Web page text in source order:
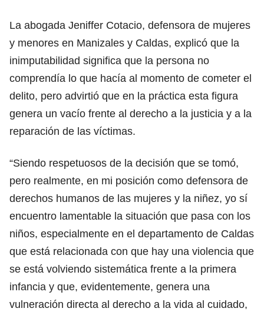
La abogada Jeniffer Cotacio, defensora de mujeres
y menores en Manizales y Caldas, explicó que la
inimputabilidad significa que la persona no
comprendía lo que hacía al momento de cometer el
delito, pero advirtió que en la práctica esta figura
genera un vacío frente al derecho a la justicia y a la
reparación de las víctimas.
“Siendo respetuosos de la decisión que se tomó,
pero realmente, en mi posición como defensora de
derechos humanos de las mujeres y la niñez, yo sí
encuentro lamentable la situación que pasa con los
niños, especialmente en el departamento de Caldas
que está relacionada con que hay una violencia que
se está volviendo sistemática frente a la primera
infancia y que, evidentemente, genera una
vulneración directa al derecho a la vida al cuidado,